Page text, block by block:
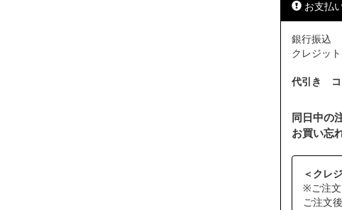
お支払
銀行振込
クレジッ
代引き コ
同日中の
お買い忘
＜クレ
※ご注文
ご注文